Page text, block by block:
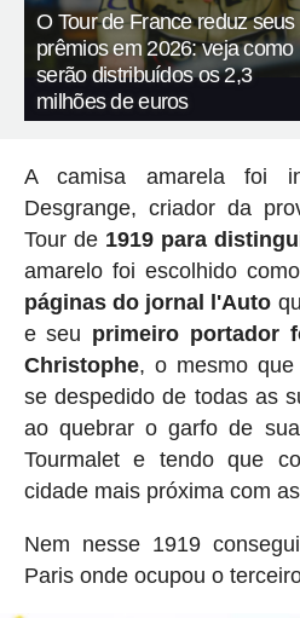
O Tour de France reduz seus
prêmios em 2026: veja como
serão distribuídos os 2,3
milhões de euros
A camisa amarela foi
Desgrange, criador da
Tour de 1919 para
amarelo foi escolhido
páginas do jornal l'Auto
e seu primeiro portador
Christophe, o mesmo
se despedido de todas as
ao quebrar o garfo de
Tourmalet e tendo que
cidade mais próxima com
Nem nesse 1919
Paris onde ocupou o